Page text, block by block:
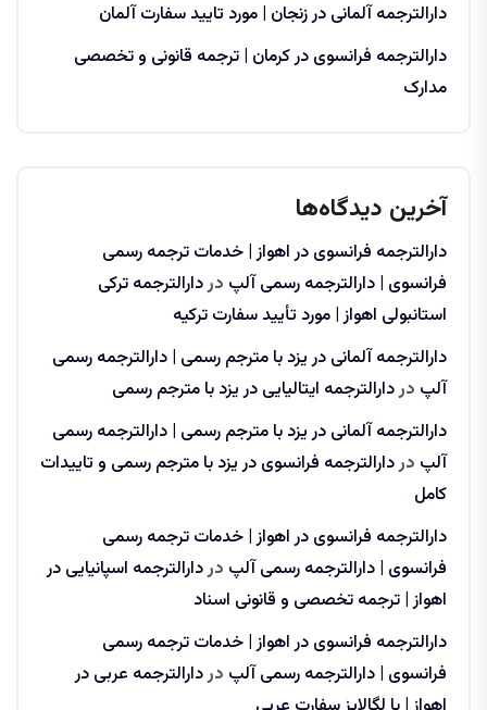
دارالترجمه آلمانی در زنجان | مورد تایید سفارت آلمان
دارالترجمه فرانسوی در کرمان | ترجمه قانونی و تخصصی
مدارک
آخرین دیدگاه‌ها
دارالترجمه فرانسوی در اهواز | خدمات ترجمه رسمی
فرانسوی | دارالترجمه رسمی آلپ دردارالترجمه ترکی
استانبولی اهواز | مورد تأیید سفارت ترکیه
دارالترجمه آلمانی در یزد با مترجم رسمی | دارالترجمه رسمی
آلپ دردارالترجمه ایتالیایی در یزد با مترجم رسمی
دارالترجمه آلمانی در یزد با مترجم رسمی | دارالترجمه رسمی
آلپ دردارالترجمه فرانسوی در یزد با مترجم رسمی و تاییدات
کامل
دارالترجمه فرانسوی در اهواز | خدمات ترجمه رسمی
فرانسوی | دارالترجمه رسمی آلپ دردارالترجمه اسپانیایی در
اهواز | ترجمه تخصصی و قانونی اسناد
دارالترجمه فرانسوی در اهواز | خدمات ترجمه رسمی
فرانسوی | دارالترجمه رسمی آلپ دردارالترجمه عربی در